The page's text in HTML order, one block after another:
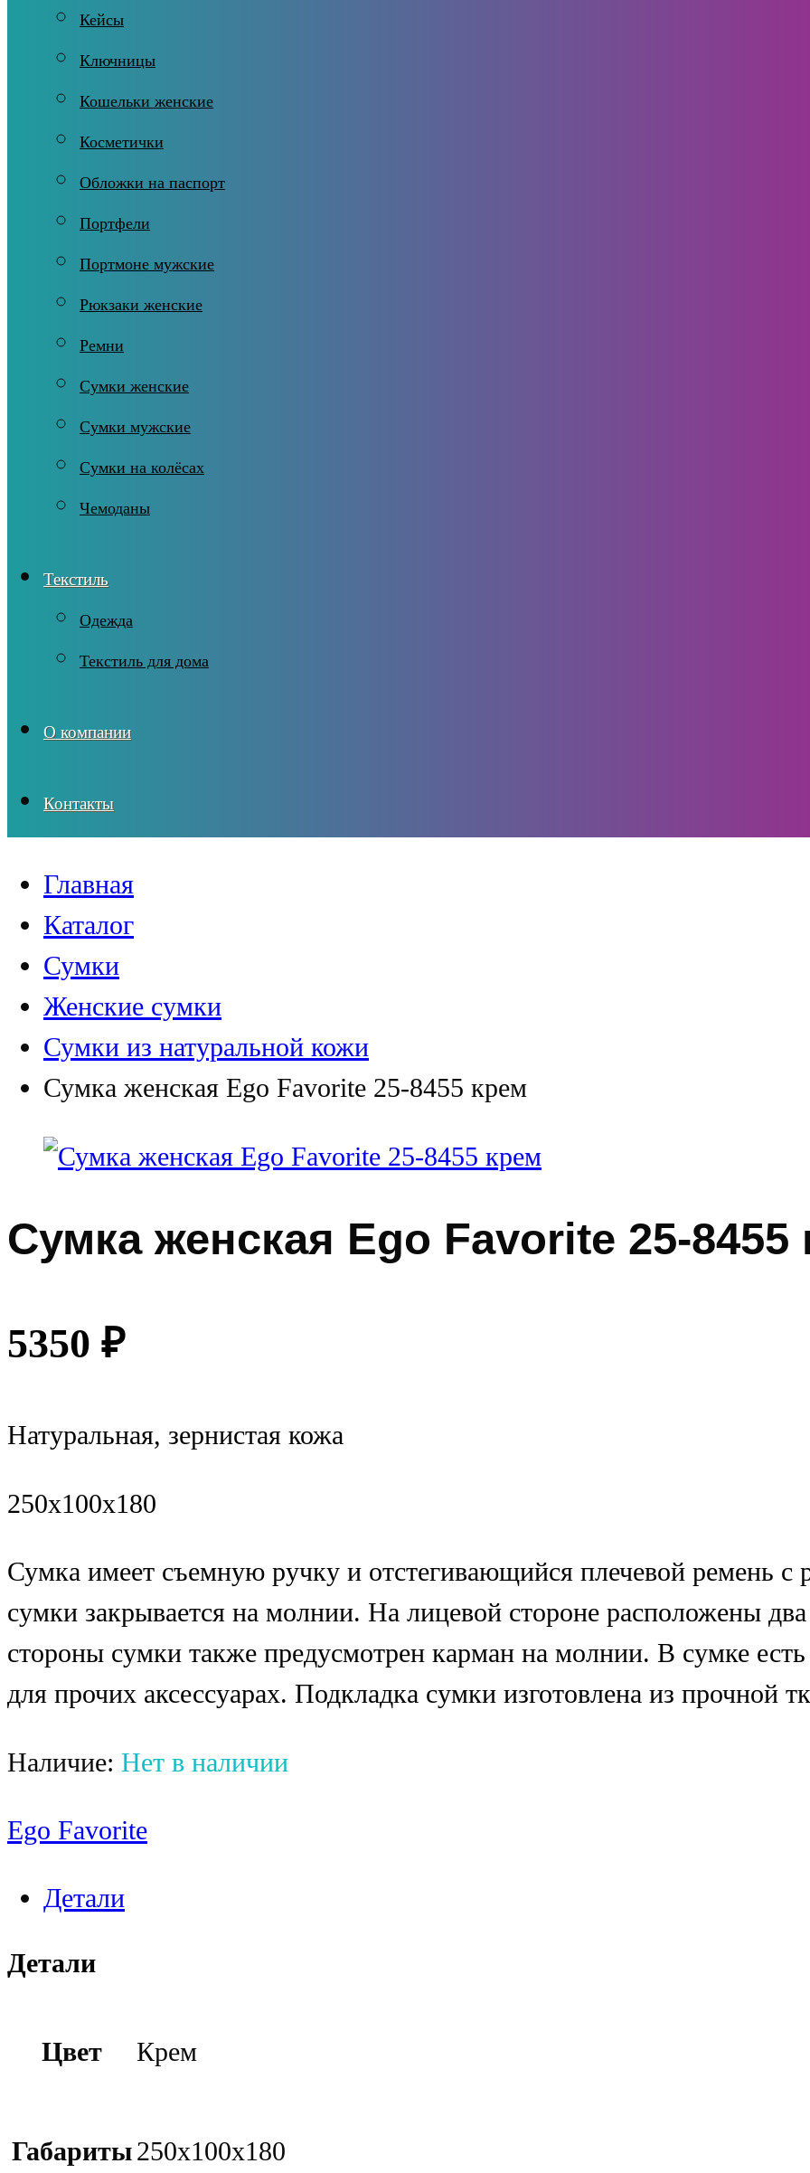
Кейсы
Ключницы
Кошельки женские
Косметички
Обложки на паспорт
Портфели
Портмоне мужские
Рюкзаки женские
Ремни
Сумки женские
Сумки мужские
Сумки на колёсах
Чемоданы
Текстиль
Одежда
Текстиль для дома
О компании
Контакты
Главная
Каталог
Сумки
Женские сумки
Сумки из натуральной кожи
Сумка женская Ego Favorite 25-8455 крем
Сумка женская Ego Favorite 25-8455
5350 ₽
Натуральная, зернистая кожа
250x100x180
Сумка имеет съемную ручку и отстегивающийся плечевой ремень с
сумки закрывается на молнии. На лицевой стороне расположены
стороны сумки также предусмотрен карман на молнии. В сумке
для прочих аксессуарах. Подкладка сумки изготовлена из прочной
Наличие: Нет в наличии
Ego Favorite
Детали
Детали
Цвет Крем
Габариты250x100x180